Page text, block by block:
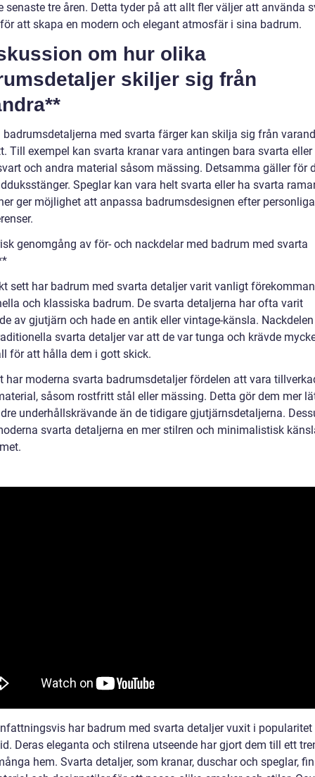
senaste tre åren. Detta tyder på att allt fler väljer att använda
att skapa en modern och elegant atmosfär i sina badrum.
om hur olika
skiljer sig från
badrumsdetaljerna med svarta färger kan skilja sig från
Till exempel kan svarta kranar vara antingen bara svarta eller
och andra material såsom mässing. Detsamma gäller för
Speglar kan vara helt svarta eller ha svarta
ger möjlighet att anpassa badrumsdesignen efter personliga
genomgång av för- och nackdelar med badrum med svarta
sett har badrum med svarta detaljer varit vanligt
och klassiska badrum. De svarta detaljerna har ofta varit
av gjutjärn och hade en antik eller vintage-känsla.
svarta detaljer var att de var tunga och krävde
för att hålla dem i gott skick.
har moderna svarta badrumsdetaljer fördelen att vara
såsom rostfritt stål eller mässing. Detta gör dem mer
underhållskrävande än de tidigare gjutjärnsdetaljerna.
svarta detaljerna en mer stilren och minimalistisk
har badrum med svarta detaljer vuxit i popularitet
Deras eleganta och stilrena utseende har gjort dem till ett
hem. Svarta detaljer, som kranar, duschar och speglar,